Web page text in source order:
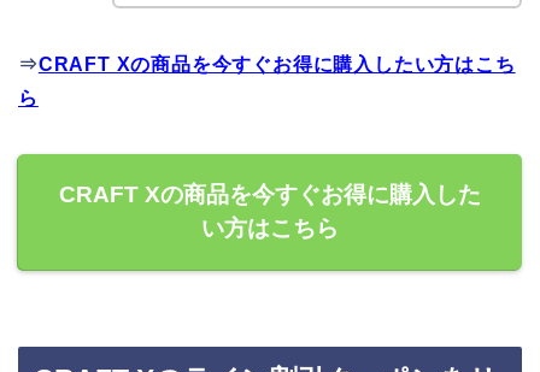
⇒CRAFT Xの商品を今すぐお得に購入したい方はこち
ら
CRAFT Xの商品を今すぐお得に購入した
い方はこちら